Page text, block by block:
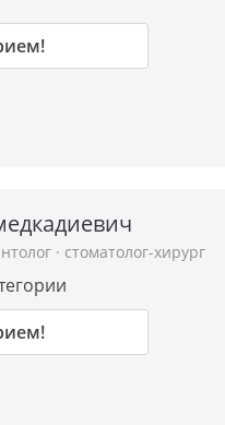
· стоматолог-хирург